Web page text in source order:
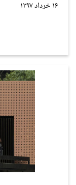
۱۶ خرداد ۱۳۹۷